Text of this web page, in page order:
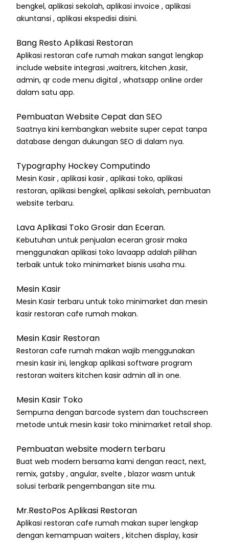
bengkel, aplikasi sekolah, aplikasi invoice , aplikasi
akuntansi , aplikasi ekspedisi disini.
Bang Resto Aplikasi Restoran
Aplikasi restoran cafe rumah makan sangat lengkap
include website integrasi ,waitrers, kitchen ,kasir,
admin, qr code menu digital , whatsapp online order
dalam satu app.
Pembuatan Website Cepat dan SEO
Saatnya kini kembangkan website super cepat tanpa
database dengan dukungan SEO di dalam nya.
Typography Hockey Computindo
Mesin Kasir , aplikasi kasir , aplikasi toko, aplikasi
restoran, aplikasi bengkel, aplikasi sekolah, pembuatan
website terbaru.
Lava Aplikasi Toko Grosir dan Eceran.
Kebutuhan untuk penjualan eceran grosir maka
menggunakan aplikasi toko lavaapp adalah pilihan
terbaik untuk toko minimarket bisnis usaha mu.
Mesin Kasir
Mesin Kasir terbaru untuk toko minimarket dan mesin
kasir restoran cafe rumah makan.
Mesin Kasir Restoran
Restoran cafe rumah makan wajib menggunakan
mesin kasir ini, lengkap aplikasi software program
restoran waiters kitchen kasir admin all in one.
Mesin Kasir Toko
Sempurna dengan barcode system dan touchscreen
metode untuk mesin kasir toko minimarket retail shop.
Pembuatan website modern terbaru
Buat web modern bersama kami dengan react, next,
remix, gatsby , angular, svelte , blazor wasm untuk
solusi terbarik pengembangan site mu.
Mr.RestoPos Aplikasi Restoran
Aplikasi restoran cafe rumah makan super lengkap
dengan kemampuan waiters , kitchen display, kasir